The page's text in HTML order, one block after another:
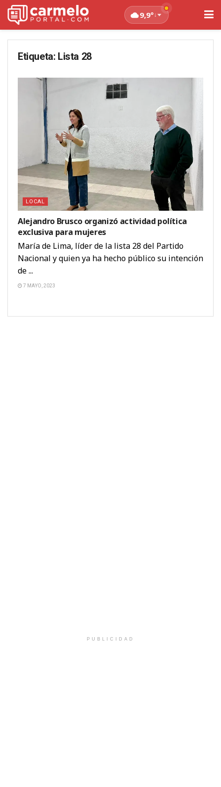
9,9°↓
Etiqueta: Lista 28
LOCAL
Alejandro Brusco organizó actividad política
exclusiva para mujeres
María de Lima, líder de la lista 28 del Partido
Nacional y quien ya ha hecho público su intención
de ...
7 MAYO, 2023
PUBLICIDAD